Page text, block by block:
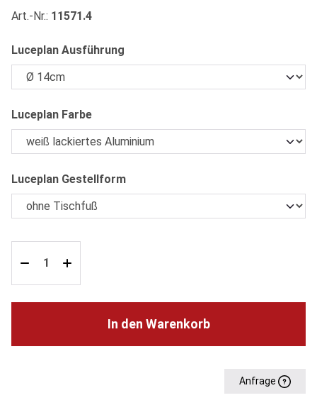
Art.-Nr.: 11571.4
Luceplan Ausführung
Luceplan Farbeauswählen
Luceplan Gestellformauswählen
In den Warenkorb
Anfrage